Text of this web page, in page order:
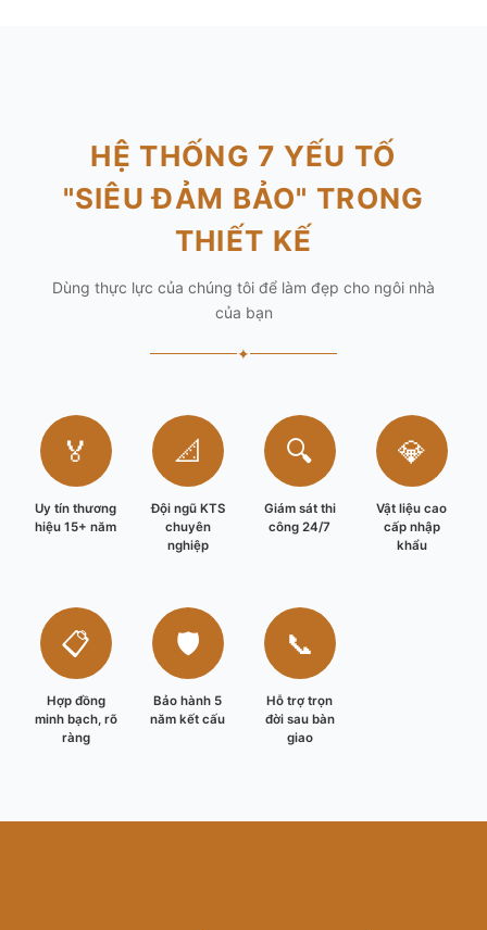
HỆ THỐNG 7 YẾU TỐ
"SIÊU ĐẢM BẢO" TRONG
THIẾT KẾ
Dùng thực lực của chúng tôi để làm đẹp cho ngôi nhà
của bạn
✦
🏅
Uy tín thương
hiệu 15+ năm
📐
Đội ngũ KTS
chuyên
nghiệp
🔍
Giám sát thi
công 24/7
💎
Vật liệu cao
cấp nhập
khẩu
📋
Hợp đồng
minh bạch, rõ
ràng
🛡️
Bảo hành 5
năm kết cấu
📞
Hỗ trợ trọn
đời sau bàn
giao